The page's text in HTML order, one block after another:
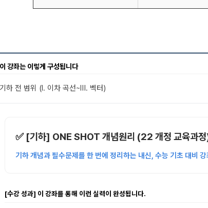
이 강좌는 이렇게 구성됩니다
기하 전 범위 (Ⅰ. 이차 곡선~Ⅲ. 벡터)
✅ [기하] ONE SHOT 개념원리 (22 개정 교육과
기하 개념과 필수문제를 한 번에 정리하는 내신, 수능 기초 대비
[수강 성과] 이 강좌를 통해 이런 실력이 완성됩니다.